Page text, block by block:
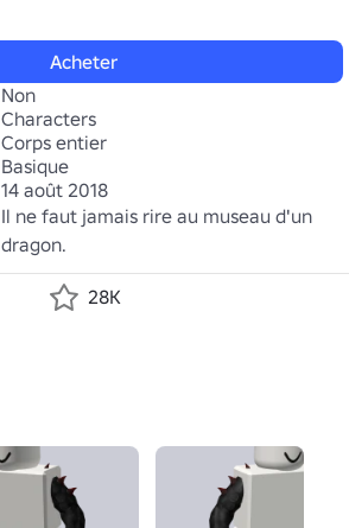
Acheter
Non
Characters
Corps entier
Basique
14 août 2018
Il ne faut jamais rire au museau d'un
dragon.
28K